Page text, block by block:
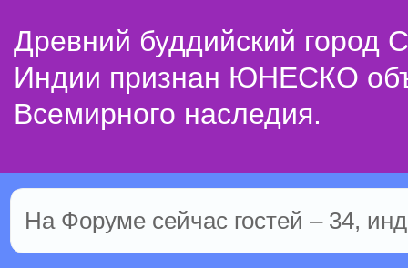
Древний буддийский город
Индии признан ЮНЕСКО
Всемирного наследия.
На Форуме сейчас гостей – 34,